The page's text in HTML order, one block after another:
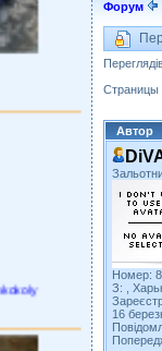
Форум
Страницы
Автор
Номер:
З: ,
16